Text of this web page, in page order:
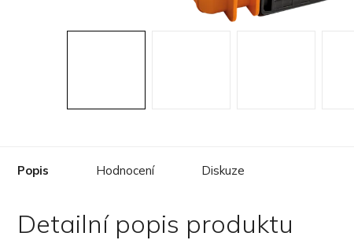
Popis Hodnocení Diskuze
Detailní popis produktu